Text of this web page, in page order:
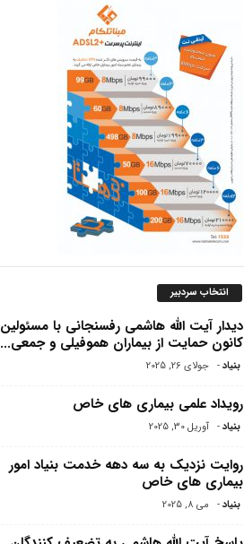
ص
انتخاب سردبیر
دیدار آیت الله هاشمی رفسنجانی با مسئولین
کانون حمایت از بیماران هموفیلى و جمعى...
بنیاد - جولای 26, 2025
رویداد علمی بیماری های خاص
بنیاد - آوریل 30, 2025
روایت نزدیک به سه دهه خدمت بنیاد امور
بیماری های خاص
بنیاد - می 8, 2025